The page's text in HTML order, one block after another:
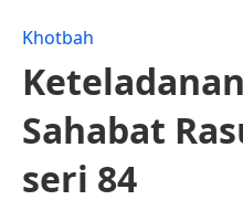
Khotbah
Sahabat
seri 84